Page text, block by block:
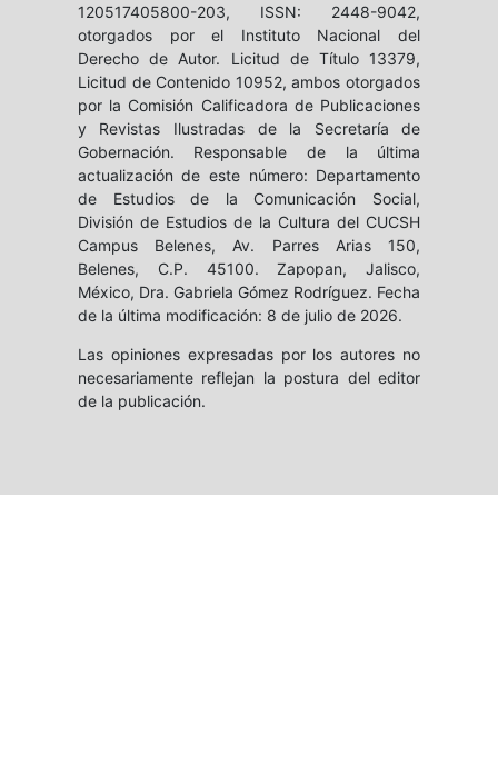
120517405800-203, ISSN: 2448-9042,
otorgados por el Instituto Nacional del
Derecho de Autor. Licitud de Título 13379,
Licitud de Contenido 10952, ambos otorgados
por la Comisión Calificadora de Publicaciones
y Revistas Ilustradas de la Secretaría de
Gobernación. Responsable de la última
actualización de este número: Departamento
de Estudios de la Comunicación Social,
División de Estudios de la Cultura del CUCSH
Campus Belenes, Av. Parres Arias 150,
Belenes, C.P. 45100. Zapopan, Jalisco,
México, Dra. Gabriela Gómez Rodríguez. Fecha
de la última modificación: 8 de julio de 2026.
Las opiniones expresadas por los autores no
necesariamente reflejan la postura del editor
de la publicación.